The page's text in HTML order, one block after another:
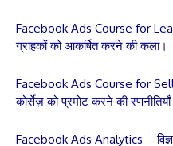
Facebook Ads Course for
ग्राहकों को आकर्षित करने की कला।
Facebook Ads Course for
कोर्सेज़ को प्रमोट करने की
Facebook Ads Analytics –